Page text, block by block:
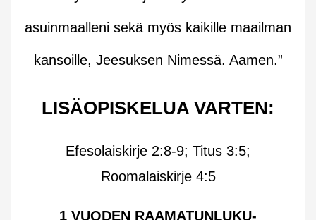
asuinmaalleni sekä myös kaikille maailman
kansoille, Jeesuksen Nimessä. Aamen.”
LISÄOPISKELUA VARTEN:
Efesolaiskirje 2:8-9; Titus 3:5;
Roomalaiskirje 4:5
1 VUODEN RAAMATUNLUKU-